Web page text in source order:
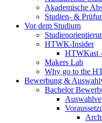
Akademische
Studien- &
Vor dem Studium
HTWK-Insider
HTWKast
Makers Lab
Why go to the
Bewerbung &
Bachelor